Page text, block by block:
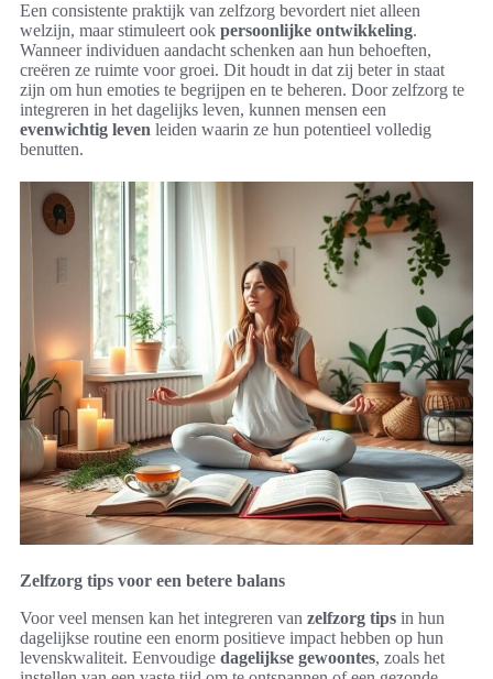
Een consistente praktijk van zelfzorg bevordert niet alleen
welzijn, maar stimuleert ook persoonlijke ontwikkeling.
Wanneer individuen aandacht schenken aan hun behoeften,
creëren ze ruimte voor groei. Dit houdt in dat zij beter in staat
zijn om hun emoties te begrijpen en te beheren. Door zelfzorg te
integreren in het dagelijks leven, kunnen mensen een
evenwichtig leven leiden waarin ze hun potentieel volledig
benutten.
Zelfzorg tips voor een betere balans
Voor veel mensen kan het integreren van zelfzorg tips in hun
dagelijkse routine een enorm positieve impact hebben op hun
levenskwaliteit. Eenvoudige dagelijkse gewoontes, zoals het